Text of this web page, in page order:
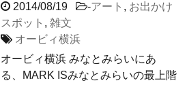
2014/08/19 -アート , お出かけ
スポット , 雑文
オービィ横浜
オービィ横浜 みなとみらいにあ
る、MARK ISみなとみらいの最上階